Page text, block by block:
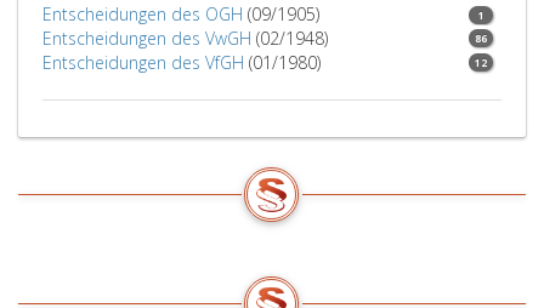
Entscheidungen des OGH (09/1905) 1
Entscheidungen des VwGH (02/1948) 86
Entscheidungen des VfGH (01/1980) 12